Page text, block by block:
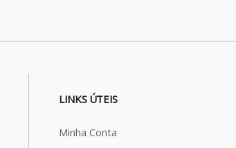
LINKS ÚTEIS
Minha Conta